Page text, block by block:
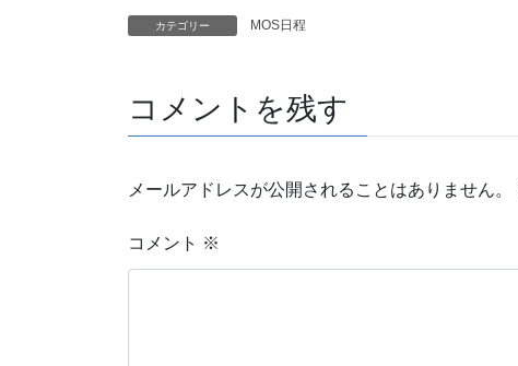
カテゴリー MOS日程
コメントを残す
メールアドレスが公開されることはありません。
コメント ※